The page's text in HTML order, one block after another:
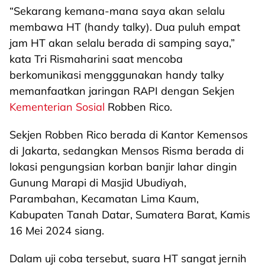
“Sekarang kemana-mana saya akan selalu
membawa HT (handy talky). Dua puluh empat
jam HT akan selalu berada di samping saya,”
kata Tri Rismaharini saat mencoba
berkomunikasi mengggunakan handy talky
memanfaatkan jaringan RAPI dengan Sekjen
Kementerian Sosial Robben Rico.
Sekjen Robben Rico berada di Kantor Kemensos
di Jakarta, sedangkan Mensos Risma berada di
lokasi pengungsian korban banjir lahar dingin
Gunung Marapi di Masjid Ubudiyah,
Parambahan, Kecamatan Lima Kaum,
Kabupaten Tanah Datar, Sumatera Barat, Kamis
16 Mei 2024 siang.
Dalam uji coba tersebut, suara HT sangat jernih